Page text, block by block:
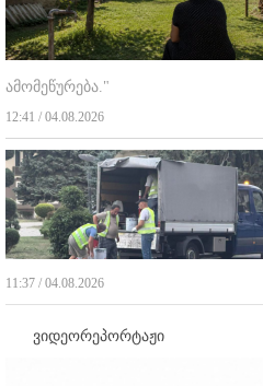
ამომეწურება."
12:41 / 04.08.2026
11:37 / 04.08.2026
ვიდეორეპორტაჟი